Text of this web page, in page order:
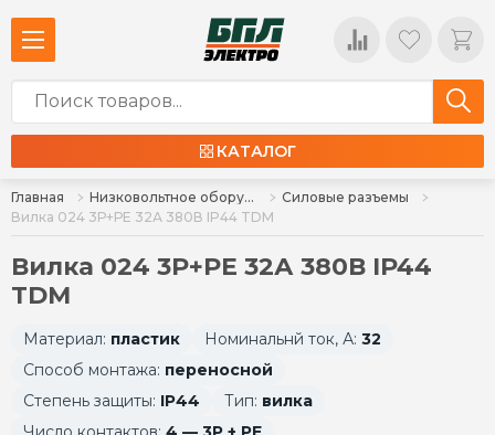
КАТАЛОГ
Главная Низковольтное оборудование
Силовые разъемы
Вилка 024 3Р+РЕ 32А 380В IP44 TDM
Вилка 024 3Р+РЕ 32А 380В IP44
TDM
Материал: пластик Номинальнй ток, А: 32
Способ монтажа: переносной
Степень защиты: IP44 Тип: вилка